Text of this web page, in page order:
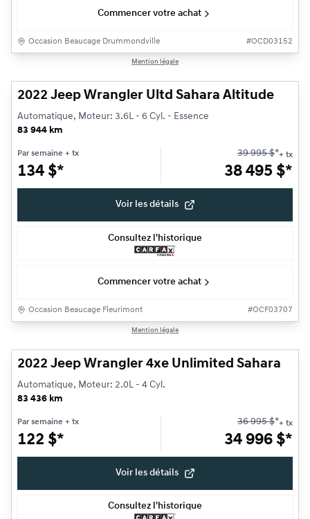
Commencer votre achat
Occasion Beaucage Drummondville #OCD03152
Mention légale
2022 Jeep Wrangler Ultd Sahara Altitude
Automatique, Moteur: 3.6L - 6 Cyl. - Essence
83 944 km
Par semaine + tx
134 $*
39 995$*+ tx
38 495 $*
Voir les détails
Consultez l'historique
Commencer votre achat
Occasion Beaucage Fleurimont #OCF03707
Mention légale
2022 Jeep Wrangler 4xe Unlimited Sahara
Automatique, Moteur: 2.0L - 4 Cyl.
83 436 km
Par semaine + tx
122 $*
36 995$*+ tx
34 996 $*
Voir les détails
Consultez l'historique